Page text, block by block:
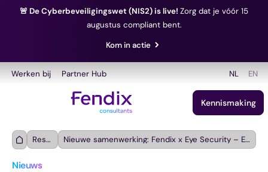
🚨 De Cyberbeveiligingswet (NIS2) is live! Zorg dat je vóór 15
augustus compliant bent.
Kom in actie
Werken bij Partner Hub NL EN
Kennismaking
Resources Nieuwe samenwerking: Fendix x Eye Security – Eén oplossing voor IT, compliance én cybersecurity
Nieuws